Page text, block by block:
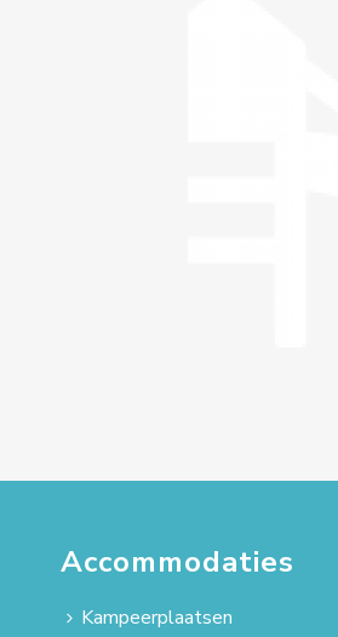
Accommodaties
Kampeerplaatsen